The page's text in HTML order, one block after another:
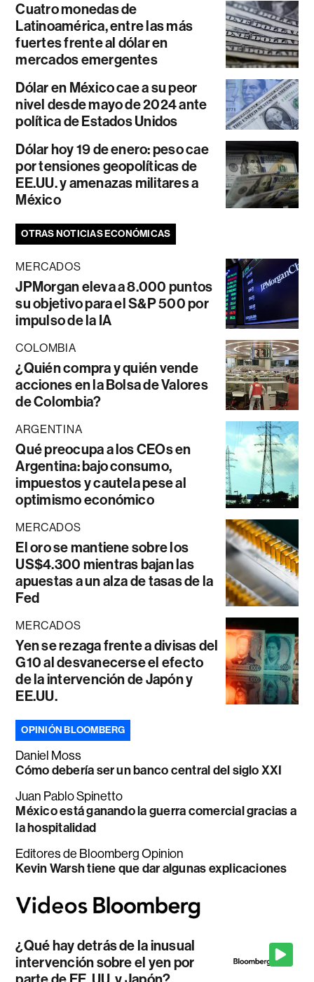
Cuatro monedas de
Latinoamérica, entre las más
fuertes frente al dólar en
mercados emergentes
Dólar en México cae a su peor
nivel desde mayo de 2024 ante
política de Estados Unidos
Dólar hoy 19 de enero: peso cae
por tensiones geopolíticas de
EE.UU. y amenazas militares a
México
OTRAS NOTICIAS ECONÓMICAS
MERCADOS
JPMorgan eleva a 8.000 puntos
su objetivo para el S&P 500 por
impulso de la IA
COLOMBIA
¿Quién compra y quién vende
acciones en la Bolsa de Valores
de Colombia?
ARGENTINA
Qué preocupa a los CEOs en
Argentina: bajo consumo,
impuestos y cautela pese al
optimismo económico
MERCADOS
El oro se mantiene sobre los
US$4.300 mientras bajan las
apuestas a un alza de tasas de la
Fed
MERCADOS
Yen se rezaga frente a divisas del
G10 al desvanecerse el efecto
de la intervención de Japón y
EE.UU.
OPINIÓN BLOOMBERG
Daniel Moss
Cómo debería ser un banco central del siglo XXI
Juan Pablo Spinetto
México está ganando la guerra comercial gracias a
la hospitalidad
Editores de Bloomberg Opinion
Kevin Warsh tiene que dar algunas explicaciones
¿Qué hay detrás de la inusual
intervención sobre el yen por